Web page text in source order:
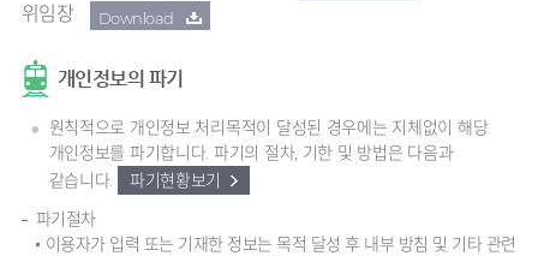
위임장 Download
개인정보의 파기
원칙적으로 개인정보 처리목적이 달성된 경우에는 지체없이 해당
개인정보를 파기합니다. 파기의 절차, 기한 및 방법은 다음과
같습니다.
파기현황보기
파기절차
이용자가 입력 또는 기재한 정보는 목적 달성 후 내부 방침 및 기타 관련